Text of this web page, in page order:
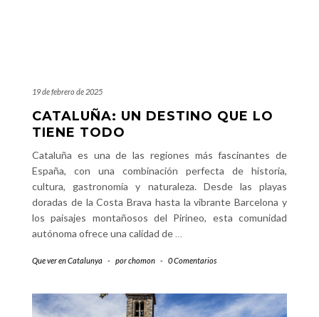
19 de febrero de 2025
CATALUÑA: UN DESTINO QUE LO
TIENE TODO
Cataluña es una de las regiones más fascinantes de
España, con una combinación perfecta de historia,
cultura, gastronomía y naturaleza. Desde las playas
doradas de la Costa Brava hasta la vibrante Barcelona y
los paisajes montañosos del Pirineo, esta comunidad
autónoma ofrece una calidad de …
Que ver en Catalunya - porchomon - 0 Comentarios